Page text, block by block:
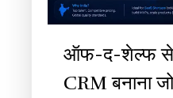
ऑफ-द-शेल्फ से
CRM बनाना